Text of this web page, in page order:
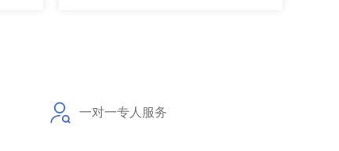
一对一专人服务